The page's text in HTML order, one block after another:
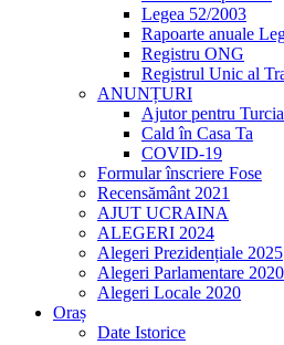
Legea 52/2003
Rapoarte anuale
Registru ONG
Registrul Unic al
ANUNȚURI
Ajutor pentru Turcia
Cald în Casa Ta
COVID-19
Formular înscriere Fose
Recensământ 2021
AJUT UCRAINA
ALEGERI 2024
Alegeri Prezidențiale 2025
Alegeri Parlamentare 2020
Alegeri Locale 2020
Oraș
Date Istorice